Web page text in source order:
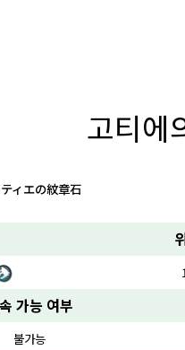
고티에
ィエの紋章石
가능 여부
불가능